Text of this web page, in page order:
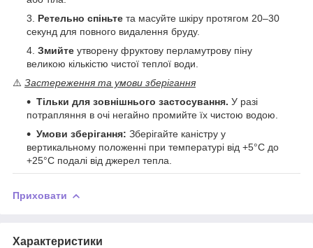
Ретельно спіньте та масуйте шкіру протягом 20–30
секунд для повного видалення бруду.
Змийте утворену фруктову перламутрову піну
великою кількістю чистої теплої води.
⚠️ Застереження та умови зберігання
Тільки для зовнішнього застосування. У разі
потрапляння в очі негайно промийте їх чистою водою.
Умови зберігання: Зберігайте каністру у
вертикальному положенні при температурі від +5°C до
+25°C подалі від джерел тепла.
Приховати
Характеристики